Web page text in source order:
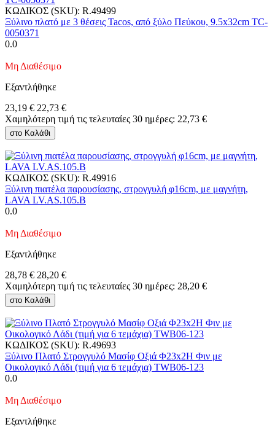
ΚΩΔΙΚΟΣ (SKU): R.49499
Ξύλινο πλατό με 3 θέσεις Tacos, από ξύλο Πεύκου, 9.5x32cm TC-
0050371
0.0
Μη Διαθέσιμο
Εξαντλήθηκε
23,19 € 22,73 €
Χαμηλότερη τιμή τις τελευταίες 30 ημέρες: 22,73 €
στο Καλάθι
ΚΩΔΙΚΟΣ (SKU): R.49916
Ξύλινη πιατέλα παρουσίασης, στρογγυλή φ16cm, με μαγνήτη,
LAVA LV.AS.105.B
0.0
Μη Διαθέσιμο
Εξαντλήθηκε
28,78 € 28,20 €
Χαμηλότερη τιμή τις τελευταίες 30 ημέρες: 28,20 €
στο Καλάθι
ΚΩΔΙΚΟΣ (SKU): R.49693
Ξύλινο Πλατό Στρογγυλό Μασίφ Οξιά Φ23x2Η Φιν με
Οικολογικό Λάδι (τιμή για 6 τεμάχια) TWB06-123
0.0
Μη Διαθέσιμο
Εξαντλήθηκε